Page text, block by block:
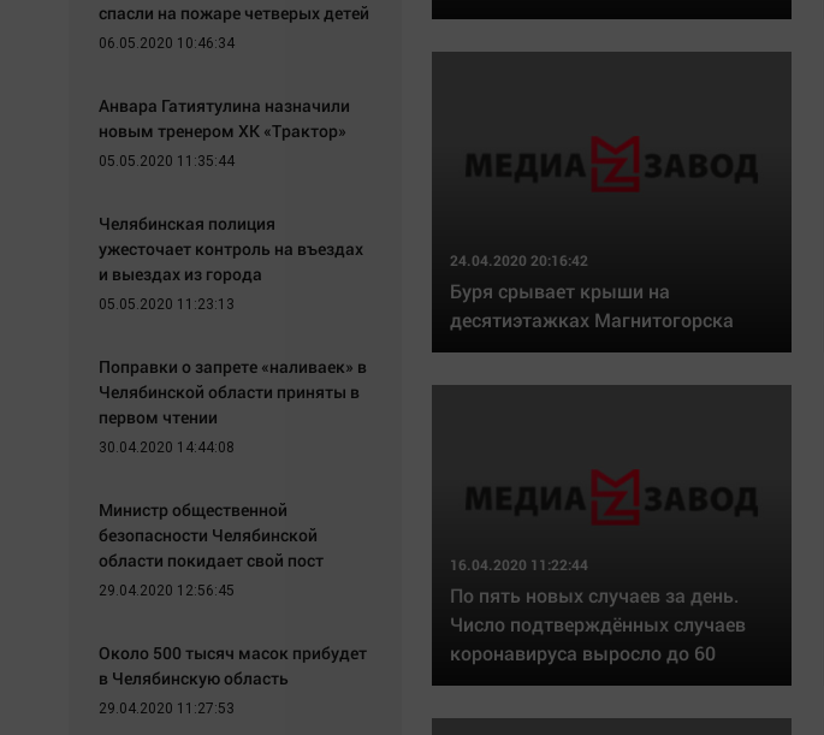
спасли на пожаре четверых детей
06.05.2020 10:46:34
Анвара Гатиятулина назначили
новым тренером ХК «Трактор»
05.05.2020 11:35:44
Челябинская полиция
ужесточает контроль на въездах
и выездах из города
05.05.2020 11:23:13
Поправки о запрете «наливаек» в
Челябинской области приняты в
первом чтении
30.04.2020 14:44:08
Министр общественной
безопасности Челябинской
области покидает свой пост
29.04.2020 12:56:45
Около 500 тысяч масок прибудет
в Челябинскую область
29.04.2020 11:27:53
24.04.2020 20:16:42
Буря срывает крыши на
десятиэтажках Магнитогорска
16.04.2020 11:22:44
По пять новых случаев за день.
Число подтверждённых случаев
коронавируса выросло до 60